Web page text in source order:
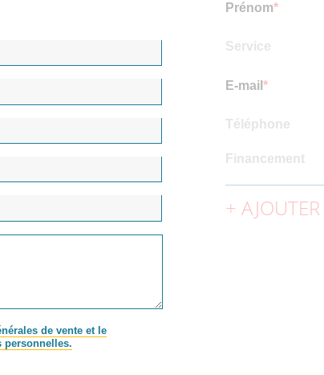
de vente et le
personnelles.
Prénom
Service
E-mail
Téléphone
Financement